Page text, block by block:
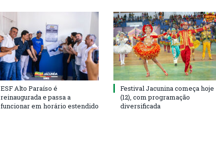
ESF Alto Paraíso é
reinaugurada e passa a
funcionar em horário estendido
Festival Jacunina começa hoje
(12), com programação
diversificada